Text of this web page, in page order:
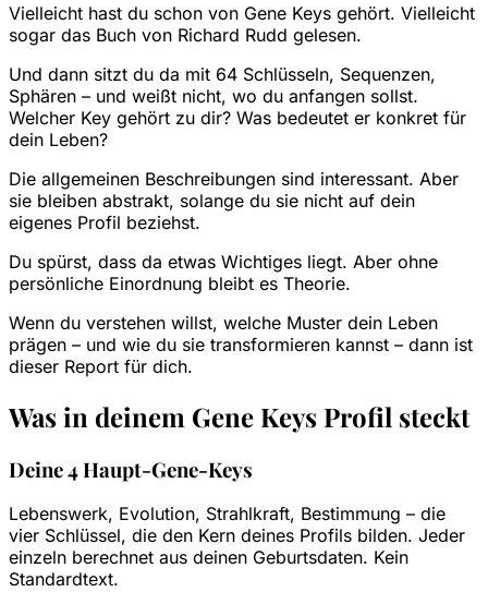
Vielleicht hast du schon von Gene Keys gehört. Vielleicht
sogar das Buch von Richard Rudd gelesen.
Und dann sitzt du da mit 64 Schlüsseln, Sequenzen,
Sphären – und weißt nicht, wo du anfangen sollst.
Welcher Key gehört zu dir? Was bedeutet er konkret für
dein Leben?
Die allgemeinen Beschreibungen sind interessant. Aber
sie bleiben abstrakt, solange du sie nicht auf dein
eigenes Profil beziehst.
Du spürst, dass da etwas Wichtiges liegt. Aber ohne
persönliche Einordnung bleibt es Theorie.
Wenn du verstehen willst, welche Muster dein Leben
prägen – und wie du sie transformieren kannst – dann ist
dieser Report für dich.
Was in deinem Gene Keys Profil steckt
Deine 4 Haupt-Gene-Keys
Lebenswerk, Evolution, Strahlkraft, Bestimmung – die
vier Schlüssel, die den Kern deines Profils bilden. Jeder
einzeln berechnet aus deinen Geburtsdaten. Kein
Standardtext.